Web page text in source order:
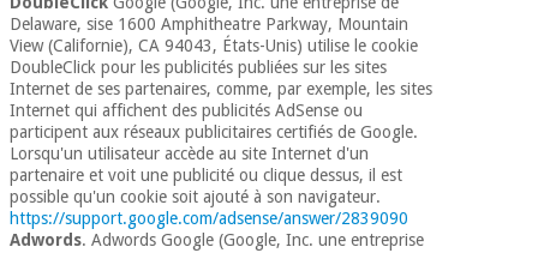
Delaware, sise 1600 Amphitheatre Parkway, Mountain
View (Californie), CA 94043, États-Unis) utilise le cookie
DoubleClick pour les publicités publiées sur les sites
Internet de ses partenaires, comme, par exemple, les sites
Internet qui affichent des publicités AdSense ou
participent aux réseaux publicitaires certifiés de Google.
Lorsqu'un utilisateur accède au site Internet d'un
partenaire et voit une publicité ou clique dessus, il est
possible qu'un cookie soit ajouté à son navigateur.
https://support.google.com/adsense/answer/2839090
Adwords. Adwords Google (Google, Inc. une entreprise